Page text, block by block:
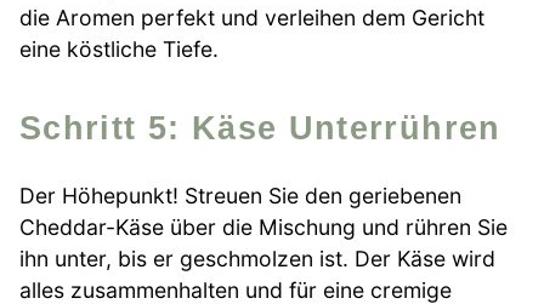
die Aromen perfekt und verleihen dem Gericht
eine köstliche Tiefe.
Schritt 5: Käse Unterrühren
Der Höhepunkt! Streuen Sie den geriebenen
Cheddar-Käse über die Mischung und rühren Sie
ihn unter, bis er geschmolzen ist. Der Käse wird
alles zusammenhalten und für eine cremige